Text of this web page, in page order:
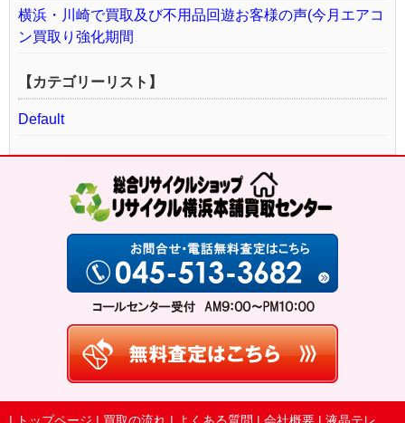
横浜・川崎で買取及び不用品回遊お客様の声(今月エアコ
ン買取り強化期間
【カテゴリーリスト】
Default